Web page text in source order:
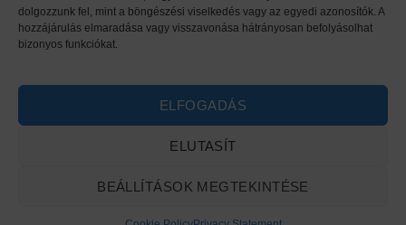
dolgozzunk fel, mint a böngészési viselkedés vagy az egyedi azonosítók. A
hozzájárulás elmaradása vagy visszavonása hátrányosan befolyásolhat
bizonyos funkciókat.
ELFOGADÁS
ELUTASÍT
BEÁLLÍTÁSOK MEGTEKINTÉSE
Minden jog fenntartva 2026 ©HARZO